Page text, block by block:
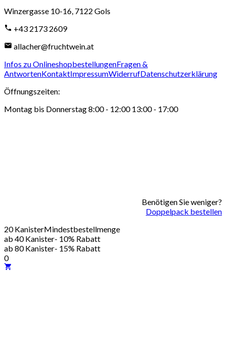
Winzergasse 10-16 7122 Gols
+43 2173 2609
allacher@fruchtwein.at
Infos zu OnlineshopbestellungenFragen &
AntwortenKontaktImpressumWiderrufDatenschutzerklärung
Öffnungszeiten:
Montag bis Donnerstag 8:00 - 12:00 13:00 - 17:00
Benötigen Sie weniger?
Doppelpack bestellen
20 KanisterMindestbestellmenge
ab 40 Kanister- 10% Rabatt
ab 80 Kanister- 15% Rabatt
0